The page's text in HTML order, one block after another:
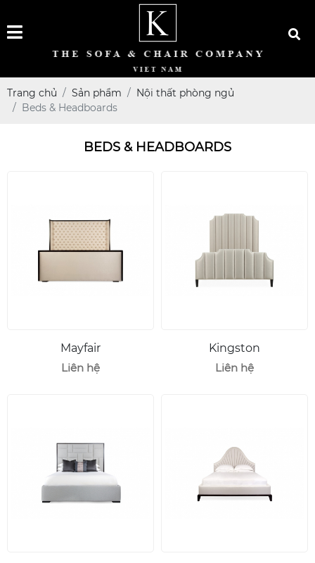
Trang chủ Sản phẩm
Nội thất phòng ngủ
Beds & Headboards
BEDS & HEADBOARDS
Mayfair
Liên hệ
Kingston
Liên hệ